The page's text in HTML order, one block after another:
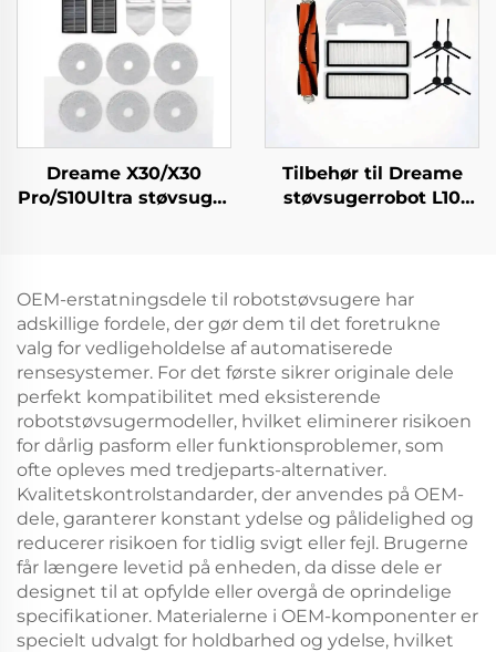
Dreame X30/X30
Pro/S10Ultra støvsuger
klud, rullebørste
Tilbehør til Dreame
støvsugerrobot L10
mopperklud,
filterdæksel og
støvpose
OEM-erstatningsdele til robotstøvsugere har
adskillige fordele, der gør dem til det foretrukne
valg for vedligeholdelse af automatiserede
rensesystemer. For det første sikrer originale dele
perfekt kompatibilitet med eksisterende
robotstøvsugermodeller, hvilket eliminerer risikoen
for dårlig pasform eller funktionsproblemer, som
ofte opleves med tredjeparts-alternativer.
Kvalitetskontrolstandarder, der anvendes på OEM-
dele, garanterer konstant ydelse og pålidelighed og
reducerer risikoen for tidlig svigt eller fejl. Brugerne
får længere levetid på enheden, da disse dele er
designet til at opfylde eller overgå de oprindelige
specifikationer. Materialerne i OEM-komponenter er
specielt udvalgt for holdbarhed og ydelse, hvilket